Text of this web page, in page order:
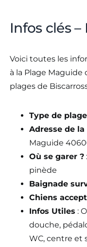
Infos clés
Voici toutes les
à la Plage
plages de
Type de plage
Adresse de
Maguide
Où se garer ?
pinède
Baignade
Chiens
Infos Utiles :
douche,
WC, centre et